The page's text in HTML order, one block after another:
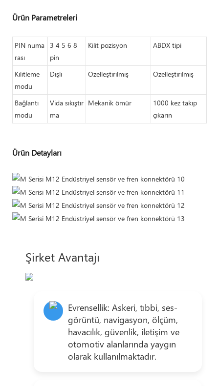
Ürün Parametreleri
PIN numa
rası
3 4 5 6 8
pin
Kilit pozisyon ABDX tipi
Kilitleme
modu
Dişli Özelleştirilmiş Özelleştirilmiş
Bağlantı
modu
Vida sıkıştır
ma
Mekanik ömür
1000 kez takıp
çıkarın
Ürün Detayları
Şirket Avantajı
Evrensellik: Askeri, tıbbi, ses-
görüntü, navigasyon, ölçüm,
havacılık, güvenlik, iletişim ve
otomotiv alanlarında yaygın
olarak kullanılmaktadır.